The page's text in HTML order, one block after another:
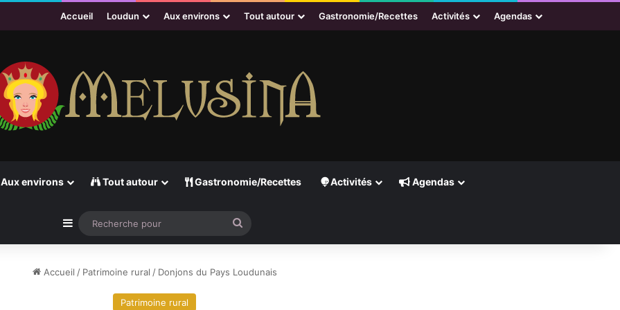
Accueil Loudun Aux environs Tout autour Gastronomie/Recettes Activités Agendas
Aux environs Tout autour Gastronomie/Recettes Activités Agendas
Sidebar (barre latérale)
pour
Accueil / Patrimoine rural / Donjons du Pays Loudunais
Patrimoine rural